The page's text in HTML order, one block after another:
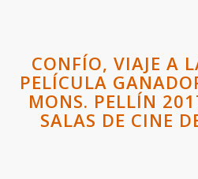
CONFÍO, VIAJE A
PELÍCULA
MONS. PELLÍN
SALAS DE CINE